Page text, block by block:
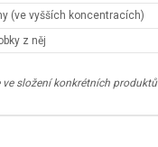
(ve vyšších koncentracích)
z něj
složení konkrétních produktů